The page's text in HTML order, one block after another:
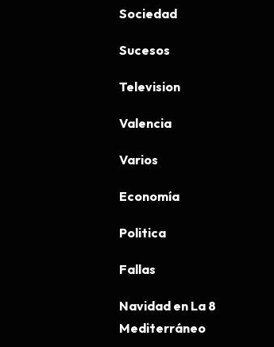
Sociedad
Sucesos
Television
Valencia
Varios
Economía
Politica
Fallas
Navidad en La 8
Mediterráneo